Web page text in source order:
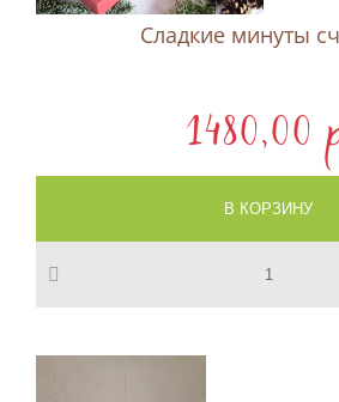
Сладкие минуты
1480,00